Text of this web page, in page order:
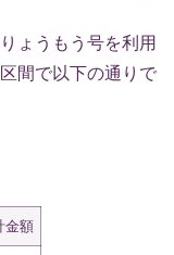
ょうもう号を利用
間で以下の通りで
金額